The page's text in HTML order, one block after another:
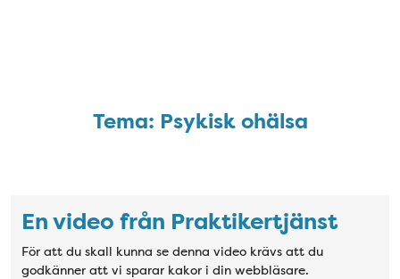
Temafilmer: Psykisk ohälsa
Tema: Psykisk ohälsa
Video: samtycke saknas
En video från Praktikertjänst
För att du skall kunna se denna video krävs att du
godkänner att vi sparar kakor i din webbläsare.